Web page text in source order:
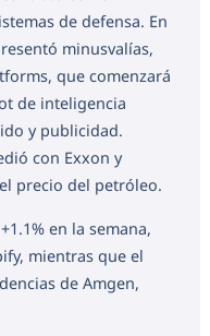
de defensa. En
minusvalías,
que comenzará
de inteligencia
y publicidad.
con Exxon y
precio del petróleo.
en la semana,
mientras que el
de Amgen,